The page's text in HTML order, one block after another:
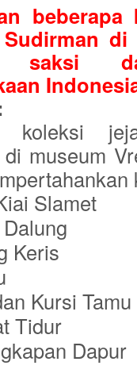
beberapa
saksi
koleksi
museum
Slamet
Keris
Kursi Tamu
Tidur
Dapur